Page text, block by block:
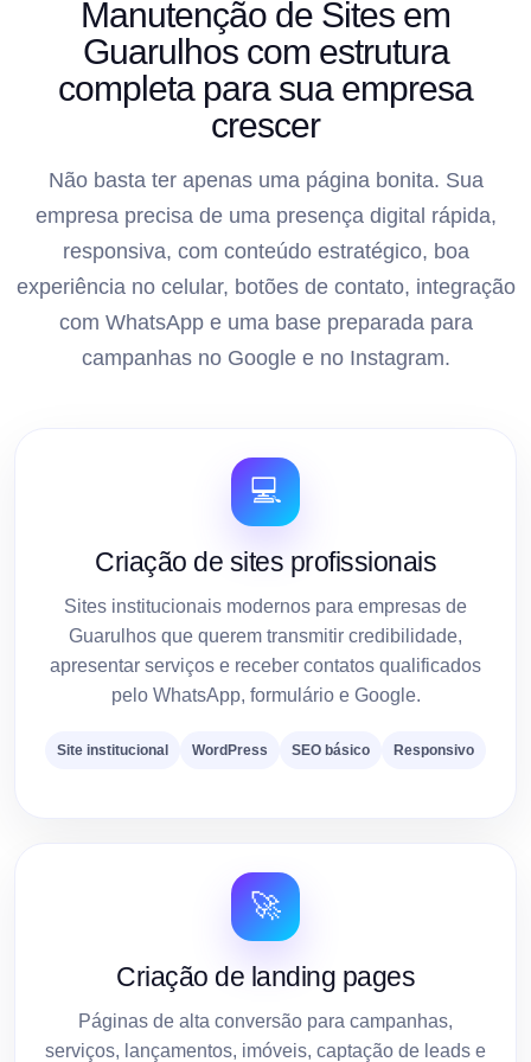
Manutenção de Sites em
Guarulhos com estrutura
completa para sua empresa
crescer
Não basta ter apenas uma página bonita. Sua
empresa precisa de uma presença digital rápida,
responsiva, com conteúdo estratégico, boa
experiência no celular, botões de contato, integração
com WhatsApp e uma base preparada para
campanhas no Google e no Instagram.
💻
Criação de sites profissionais
Sites institucionais modernos para empresas de
Guarulhos que querem transmitir credibilidade,
apresentar serviços e receber contatos qualificados
pelo WhatsApp, formulário e Google.
Site institucional WordPress SEO básico Responsivo
🚀
Criação de landing pages
Páginas de alta conversão para campanhas,
serviços, lançamentos, imóveis, captação de leads e